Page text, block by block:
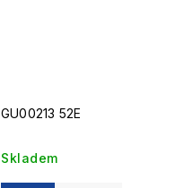
GU00213 52E
Skladem